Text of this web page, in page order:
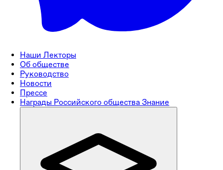
Наши Лекторы
Об обществе
Руководство
Новости
Прессе
Награды Российского общества Знание